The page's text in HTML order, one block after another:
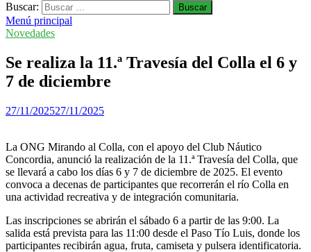
Buscar:
Menú principal
Novedades
Se realiza la 11.ª Travesía del Colla el 6 y
7 de diciembre
27/11/202527/11/2025
La ONG Mirando al Colla, con el apoyo del Club Náutico
Concordia, anunció la realización de la 11.ª Travesía del Colla, que
se llevará a cabo los días 6 y 7 de diciembre de 2025. El evento
convoca a decenas de participantes que recorrerán el río Colla en
una actividad recreativa y de integración comunitaria.
Las inscripciones se abrirán el sábado 6 a partir de las 9:00. La
salida está prevista para las 11:00 desde el Paso Tío Luis, donde los
participantes recibirán agua, fruta, camiseta y pulsera identificatoria.